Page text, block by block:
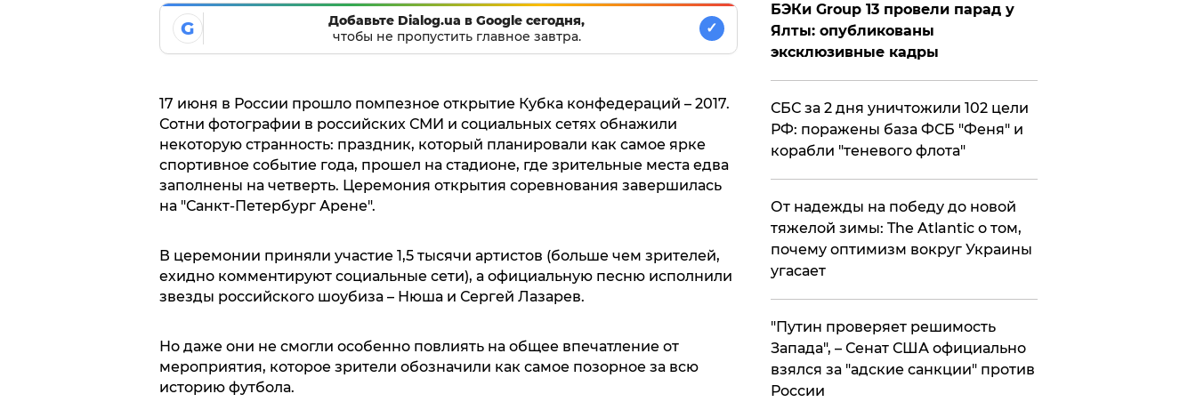
G
Добавьте Dialog.ua в Google сегодня,
чтобы не пропустить главное завтра.
✓
17 июня в России прошло помпезное открытие Кубка конфедераций – 2017.
Сотни фотографии в российских СМИ и социальных сетях обнажили
некоторую странность: праздник, который планировали как самое ярке
спортивное событие года, прошел на стадионе, где зрительные места едва
заполнены на четверть. Церемония открытия соревнования завершилась
на "Санкт-Петербург Арене".
В церемонии приняли участие 1,5 тысячи артистов (больше чем зрителей,
ехидно комментируют социальные сети), а официальную песню исполнили
звезды российского шоубиза – Нюша и Сергей Лазарев.
Но даже они не смогли особенно повлиять на общее впечатление от
мероприятия, которое зрители обозначили как самое позорное за всю
историю футбола.
​БЭКи Group 13 провели парад у
Ялты: опубликованы
эксклюзивные кадры
СБС за 2 дня уничтожили 102 цели
РФ: поражены база ФСБ "Феня" и
корабли "теневого флота"
От надежды на победу до новой
тяжелой зимы: The Atlantic о том,
почему оптимизм вокруг Украины
угасает
"Путин проверяет решимость
Запада", – Сенат США официально
взялся за "адские санкции" против
России